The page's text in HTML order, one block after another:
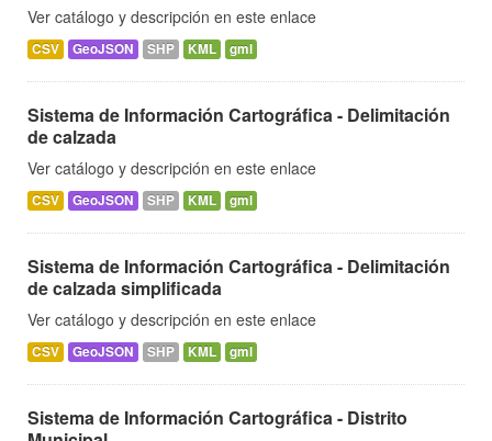
Ver catálogo y descripción en este enlace
CSV GeoJSON SHP KML gml
Sistema de Información Cartográfica - Delimitación
de calzada
Ver catálogo y descripción en este enlace
CSV GeoJSON SHP KML gml
Sistema de Información Cartográfica - Delimitación
de calzada simplificada
Ver catálogo y descripción en este enlace
CSV GeoJSON SHP KML gml
Sistema de Información Cartográfica - Distrito